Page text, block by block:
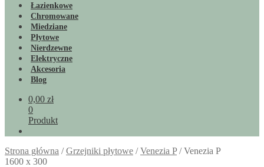
Łazienkowe
Chromowane
Miedziane
Płytowe
Nierdzewne
Elektryczne
Akcesoria
Blog
0,00 zł
0
Produkt
Strona główna /Grzejniki płytowe /Venezia P/Venezia P
1600 x 300